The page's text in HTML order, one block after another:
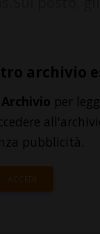
archivio
Archivio per
pubblicità.
ACCEDI